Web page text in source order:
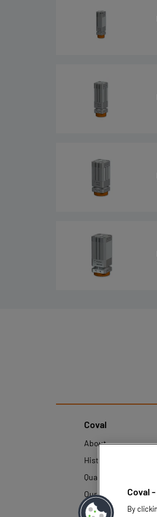
Coval
About
History
Quality and
Our technologies
Coval
By